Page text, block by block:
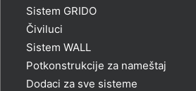
Sistem GRIDO
Čiviluci
Sistem WALL
Potkonstrukcije za nameštaj
Dodaci za sve sisteme